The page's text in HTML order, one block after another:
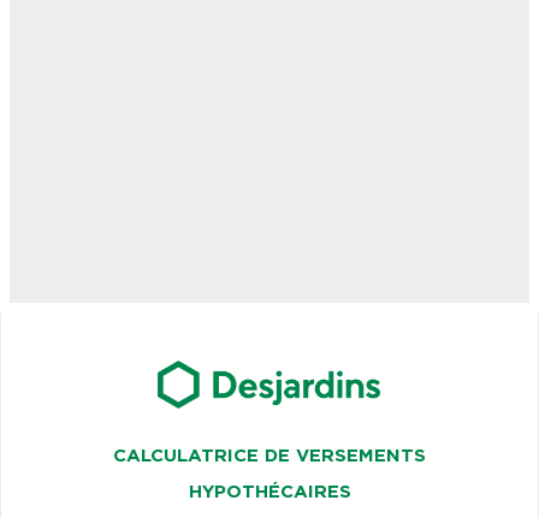
CALCULATRICE DE VERSEMENTS
HYPOTHÉCAIRES